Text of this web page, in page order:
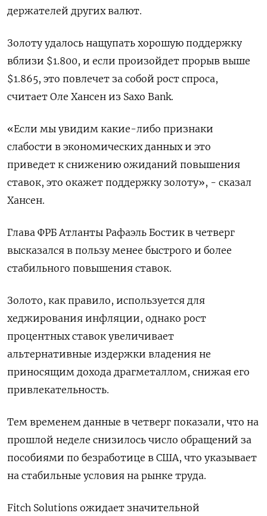
держателей других валют.
Золоту удалось нащупать хорошую поддержку
вблизи $1.800, и если произойдет прорыв выше
$1.865, это повлечет за собой рост спроса,
считает Оле Хансен из Saxo Bank.
«Если мы увидим какие-либо признаки
слабости в экономических данных и это
приведет к снижению ожиданий повышения
ставок, это окажет поддержку золоту», - сказал
Хансен.
Глава ФРБ Атланты Рафаэль Бостик в четверг
высказался в пользу менее быстрого и более
стабильного повышения ставок.
Золото, как правило, используется для
хеджирования инфляции, однако рост
процентных ставок увеличивает
альтернативные издержки владения не
приносящим дохода драгметаллом, снижая его
привлекательность.
Тем временем данные в четверг показали, что на
прошлой неделе снизилось число обращений за
пособиями по безработице в США, что указывает
на стабильные условия на рынке труда.
Fitch Solutions ожидает значительной